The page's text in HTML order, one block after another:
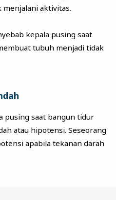
aktivitas.
kepala pusing saat
tubuh menjadi tidak
pusing saat bangun tidur
atau hipotensi. Seseorang
apabila tekanan darah